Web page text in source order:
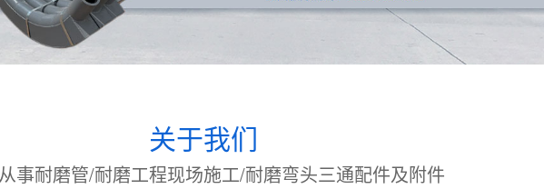
关于我们
事耐磨管/耐磨工程现场施工/耐磨弯头三通配件及附件